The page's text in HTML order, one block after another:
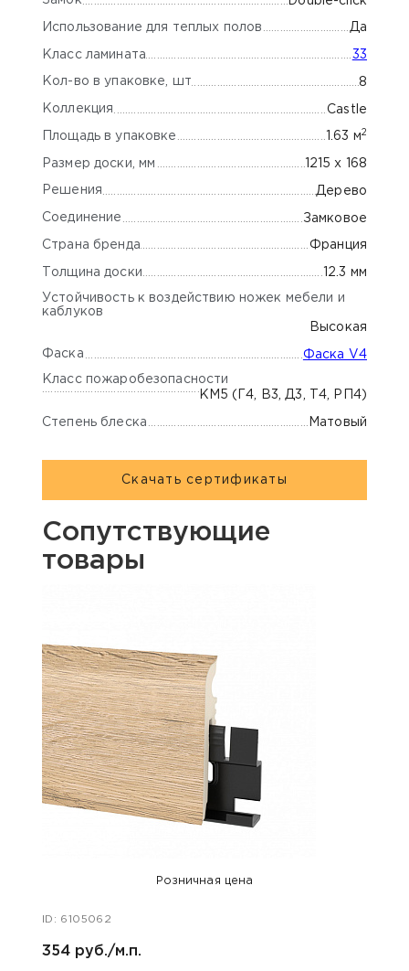
Использование для теплых полов Да
Класс ламината 33
Кол-во в упаковке, шт 8
Коллекция Castle
Площадь в упаковке 1.63 м 2
Размер доски, мм 1215 x 168
Решения Дерево
Соединение Замковое
Страна бренда Франция
Толщина доски 12.3 мм
Устойчивость к воздействию ножек мебели и
каблуков
Высокая
Фаска Фаска V4
Класс пожаробезопасности
КМ5 (Г4, В3, Д3, Т4, РП4)
Степень блеска Матовый
Скачать сертификаты
Сопутствующие
товары
Розничная цена
ID: 6105062
354 руб./м.п.